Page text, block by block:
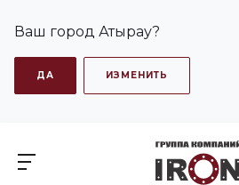
Ваш город Атырау?
ДА ИЗМЕНИТЬ